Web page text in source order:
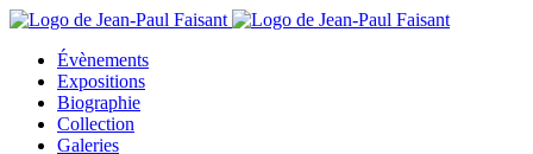
Évènements
Expositions
Biographie
Collection
Galeries